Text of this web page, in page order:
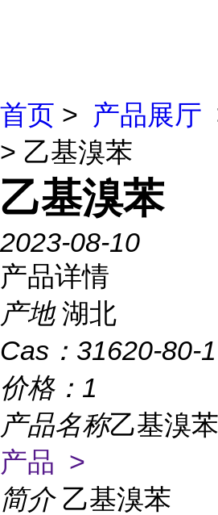
首页 > 产品展厅
> 乙基溴苯
乙基溴苯
2023-08-10
产品详情
产地 湖北
Cas： 31620-80-1
价格： 1
产品名称乙基溴苯
产品 >
简介 乙基溴苯